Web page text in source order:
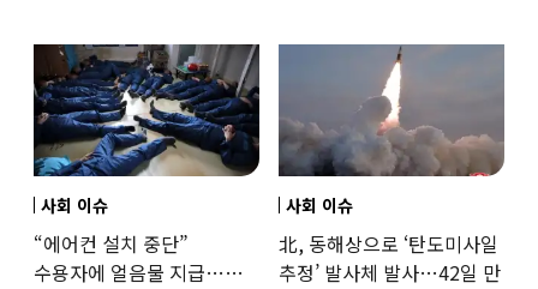
사회 이슈
“에어컨 설치 중단”
수용자에 얼음물 지급…
사회 이슈
北, 동해상으로 ‘탄도미사일
추정’ 발사체 발사…42일 만